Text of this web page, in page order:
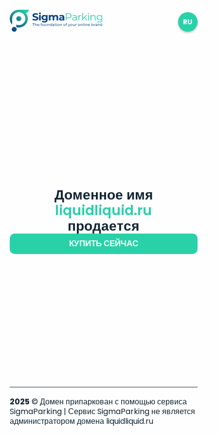
RU
Доменное имя
liquidliquid.ru
продается
КУПИТЬ СЕЙЧАС
2025 © Домен припаркован с помощью сервиса
SigmaParking | Сервис SigmaParking не является
администратором домена liquidliquid.ru